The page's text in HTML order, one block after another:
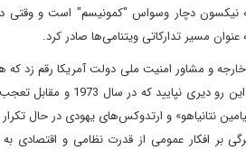
نیکسون دچار وسواس "کمونیسم" است و
مسیر تدارکاتی ویتنامی‌ها صادر کرد.
و مشاور امنیت ملی دولت آمریکا رقم زد که
نیکسون بزودی دریافت که فرضیه
نتانیاهو» و ارتدوکس‌های یهودی در حال
افکار عمومی از قدرت نظامی و اقتصادی به